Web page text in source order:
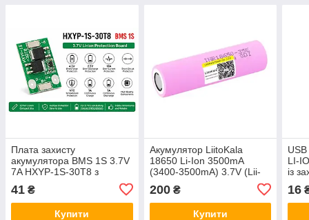
Плата захисту
акумулятора BMS 1S 3.7V
7A HXYP-1S-30T8 з
41 ₴
Купити
Акумулятор LiitoKala
18650 Li-Ion 3500mA
(3400-3500mA) 3.7V (Lii-
200₴
Купити
LI-
із
16